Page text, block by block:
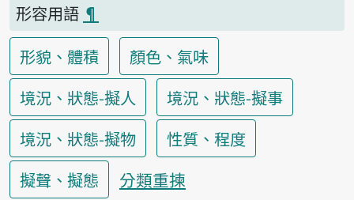
形容用語 ¶
形貌、體積
顏色、氣味
境況、狀態-擬人
境況、狀態-擬事
境況、狀態-擬物
性質、程度
擬聲、擬態
分類重揀